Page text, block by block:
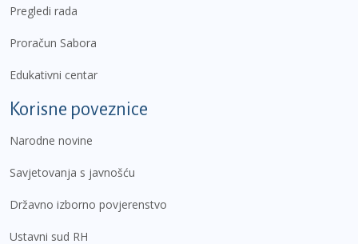
Pregledi rada
Proračun Sabora
Edukativni centar
Korisne poveznice
Narodne novine
Savjetovanja s javnošću
Državno izborno povjerenstvo
Ustavni sud RH